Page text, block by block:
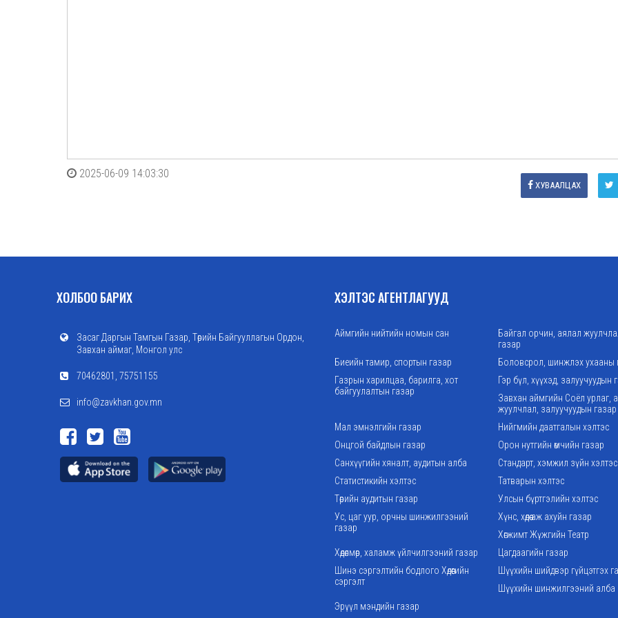
2025-06-09 14:03:30
ХУВААЛЦАХ
ХОЛБОО БАРИХ
Засаг Даргын Тамгын Газар, Төрийн Байгууллагын Ордон,
Завхан аймаг, Монгол улс
70462801, 75751155
info@zavkhan.gov.mn
ХЭЛТЭС АГЕНТЛАГУУД
Аймгийн нийтийн номын сан
Байгал орчин, аялал
газар
Биеийн тамир, спортын газар
Боловсрол, шинжлэх ухааны
Газрын харилцаа, барилга, хот
байгуулалтын газар
Гэр бүл, хүүхэд, залуучуудын
Завхан аймгийн Соёл урлаг,
жуулчлал, залуучуудын газар
Мал эмнэлгийн газар
Нийгмийн даатгалын хэлтэс
Онцгой байдлын газар
Орон нутгийн өмчийн газар
Санхүүгийн хяналт, аудитын алба
Стандарт, хэмжил зүйн хэлтэс
Статистикийн хэлтэс
Татварын хэлтэс
Төрийн аудитын газар
Улсын бүртгэлийн хэлтэс
Ус, цаг уур, орчны шинжилгээний
газар
Хүнс, хөдөө аж ахуйн газар
Хөгжимт Жүжгийн Театр
Хөдөлмөр, халамж үйлчилгээний газар
Цагдаагийн газар
Шинэ сэргэлтийн бодлого Хөдөөгийн
сэргэлт
Шүүхийн шийдвэр гүйцэтгэх
Шүүхийн шинжилгээний алба
Эрүүл мэндийн газар